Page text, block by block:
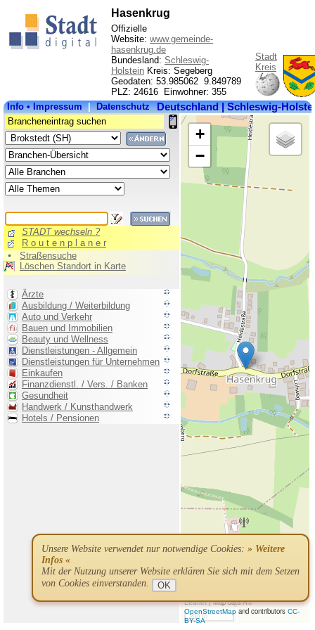
Hasenkrug
Offizielle
Website: www.gemeinde-
hasenkrug.de
Bundesland: Schleswig-
Holstein Kreis: Segeberg
Geodaten: 53.985062 9.849789
PLZ: 24616 Einwohner: 355
Stadt
Kreis
Unsere Website verwendet nur notwendige Cookies: » Weitere
Infos «
Mit der Nutzung unserer Website erklären Sie sich mit dem Setzen
von Cookies einverstanden.
OK